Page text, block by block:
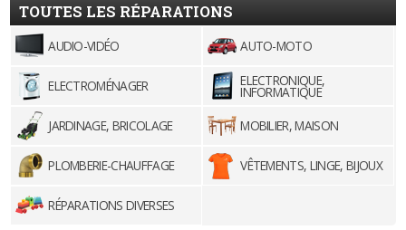
TOUTES LES RÉPARATIONS
AUDIO-VIDÉO AUTO-MOTO
ELECTROMÉNAGER ELECTRONIQUE,
INFORMATIQUE
JARDINAGE, BRICOLAGE
MOBILIER, MAISON
PLOMBERIE-CHAUFFAGE VÊTEMENTS, LINGE, BIJOUX
RÉPARATIONS DIVERSES